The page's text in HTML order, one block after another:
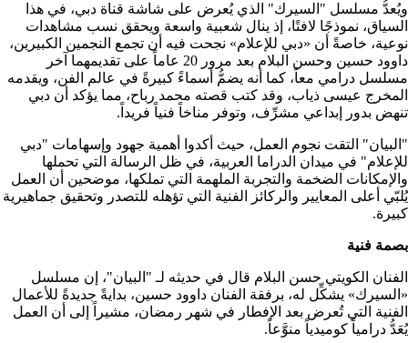
ويُعدُّ مسلسل "السيرك" الذي يُعرض على شاشة قناة دبي، في هذا
السياق، نموذجًا لافتًا، إذ ينال شعبية واسعة ويحقق نسب مشاهدات
نوعية، خاصةً أن «دبي للإعلام» نجحت فيه أن تجمع النجمين الكبيرين،
داوود حسين وحسن البلام بعد مرور 20 عاماً على تقديمهما آخر
مسلسل درامي معاً، كما أنه يضمُّ أسماءً كبيرةً في عالم الفن، ويقدمه
المخرج عيسى ذياب، وقد كتب قصته محمد رباح، مما يؤكد أن دبي
تنهض بدور إبداعي مشرِّف، وتوفر مناخاً فنياً فريداً.
"البيان" التقت نجوم العمل، حيث أكدوا أهمية جهود وإسهامات "دبي
للإعلام" في ميدان الدراما العربية، في ظل الرسالة التي تحملها
والإمكانات الضخمة والتجربة الملهمة التي تملكها، موضحين أن العمل
يُلبّي أعلى المعايير والركائز الفنية التي تؤهله للتصدر وتحقيق جماهيرية
كبيرة.
بصمة فنية
الفنان الكويتي حسن البلام قال في حديثه لـ "البيان"، إن مسلسل
«السيرك» يشكِّل له، برفقة الفنان داوود حسين، بدايةً جديدةً للأعمال
الفنية التي تُعرض بعد الإفطار في شهر رمضان، مشيراً إلى أن العمل
يُعَدُّ درامياً كوميدياً منوَّعاً.